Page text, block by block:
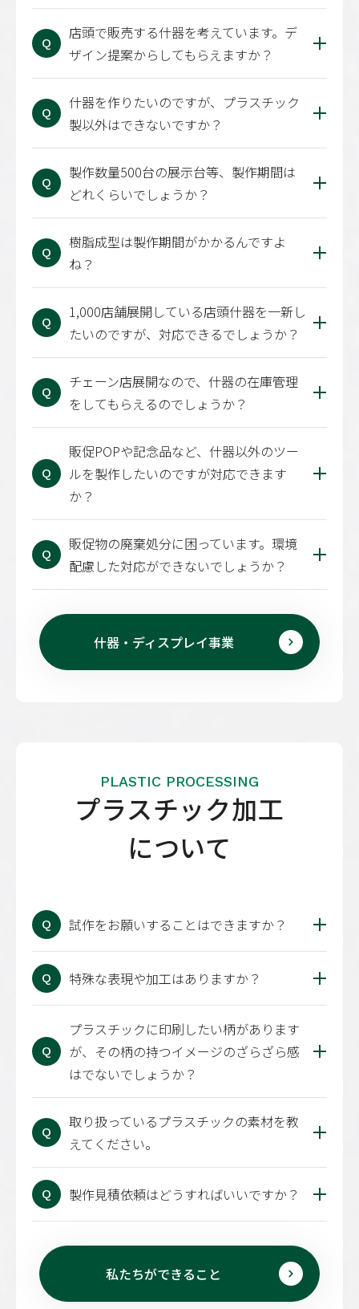
Q
店頭で販売する什器を考えています。デ
ザイン提案からしてもらえますか？
Q
什器を作りたいのですが、プラスチック
製以外はできないですか？
Q
製作数量500台の展示台等、製作期間は
どれくらいでしょうか？
Q
樹脂成型は製作期間がかかるんですよ
ね？
Q
1,000店舗展開している店頭什器を一新し
たいのですが、対応できるでしょうか？
Q
チェーン店展開なので、什器の在庫管理
をしてもらえるのでしょうか？
Q
販促POPや記念品など、什器以外のツー
ルを製作したいのですが対応できます
か？
Q
販促物の廃棄処分に困っています。環境
配慮した対応ができないでしょうか？
什器・ディスプレイ事業
PLASTIC PROCESSING
プラスチック加工
について
Q 試作をお願いすることはできますか？
Q 特殊な表現や加工はありますか？
Q
プラスチックに印刷したい柄があります
が、その柄の持つイメージのざらざら感
はでないでしょうか？
Q
取り扱っているプラスチックの素材を教
えてください。
Q 製作見積依頼はどうすればいいですか？
私たちができること